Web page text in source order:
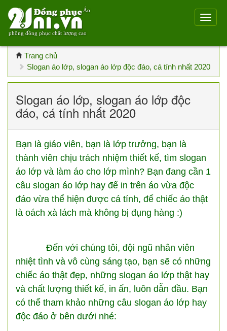
Áo
phông đồng phục chất lượng cao
Trang chủ
Slogan áo lớp, slogan áo lớp độc đáo, cá tính nhất 2020
Slogan áo lớp, slogan áo lớp độc
đáo, cá tính nhất 2020
Bạn là giáo viên, bạn là lớp trưởng, bạn là
thành viên chịu trách nhiệm thiết kế, tìm slogan
áo lớp và làm áo cho lớp mình? Bạn đang cần 1
câu slogan áo lớp hay để in trên áo vừa độc
đáo vừa thể hiện được cá tính, để chiếc áo thật
là oách xà lách mà không bị đụng hàng :)
Đến với chúng tôi, đội ngũ nhân viên
nhiệt tình và vô cùng sáng tạo, bạn sẽ có những
chiếc áo thật đẹp, những slogan áo lớp thật hay
và chất lượng thiết kế, in ấn, luôn dẫn đầu. Bạn
có thể tham khảo những câu slogan áo lớp hay
độc đáo ở bên dưới nhé: